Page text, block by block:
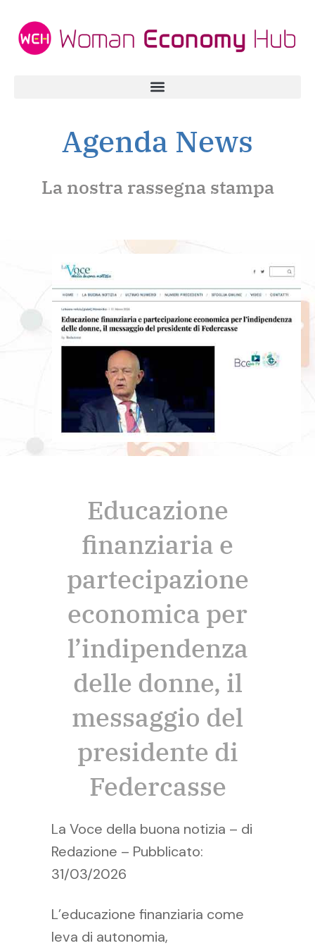
Agenda News
La nostra rassegna stampa
Educazione
finanziaria e
partecipazione
economica per
l’indipendenza
delle donne, il
messaggio del
presidente di
Federcasse
La Voce della buona notizia – di
Redazione – Pubblicato:
31/03/2026
L’educazione finanziaria come
leva di autonomia,